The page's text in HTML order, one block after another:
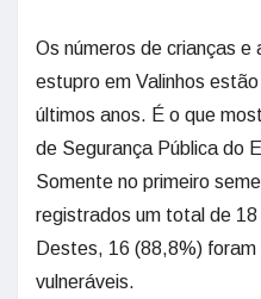
Os números de crianças
estupro em Valinhos
últimos anos. É o que
de Segurança Pública do
Somente no primeiro
registrados um total de
Destes, 16 (88,8%)
vulneráveis.